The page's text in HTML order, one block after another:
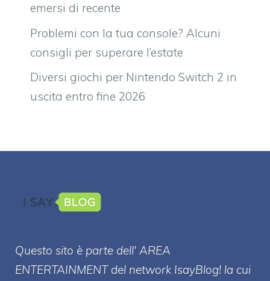
emersi di recente
Problemi con la tua console? Alcuni
consigli per superare l’estate
Diversi giochi per Nintendo Switch 2 in
uscita entro fine 2026
Questo sito è parte dell' AREA
ENTERTAINMENT del network IsayBlog! la cui